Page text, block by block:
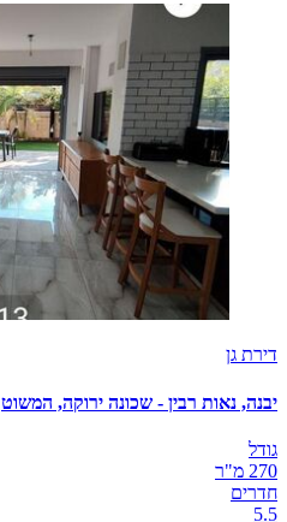
דירת גן
יבנה, נאות רבין - שכונה ירוקה, המשוט
גודל
270 מ"ר
חדרים
5.5